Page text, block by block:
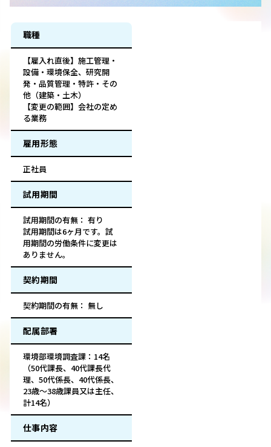
職種
【雇入れ直後】施工管理・
設備・環境保全、研究開
発・品質管理・特許・その
他（建築・土木）
【変更の範囲】会社の定め
る業務
雇用形態
正社員
試用期間
試用期間の有無： 有り
試用期間は6ヶ月です。試
用期間の労働条件に変更は
ありません。
契約期間
契約期間の有無： 無し
配属部署
環境部環境調査課：14名
（50代課長、40代課長代
理、50代係長、40代係長、
23歳～38歳課員又は主任、
計14名）
仕事内容